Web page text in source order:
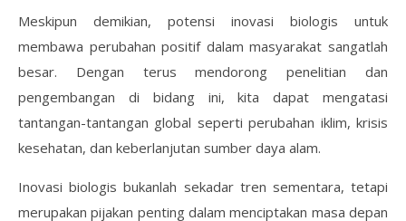
Meskipun demikian, potensi inovasi biologis untuk
membawa perubahan positif dalam masyarakat sangatlah
besar. Dengan terus mendorong penelitian dan
pengembangan di bidang ini, kita dapat mengatasi
tantangan-tantangan global seperti perubahan iklim, krisis
kesehatan, dan keberlanjutan sumber daya alam.
Inovasi biologis bukanlah sekadar tren sementara, tetapi
merupakan pijakan penting dalam menciptakan masa depan